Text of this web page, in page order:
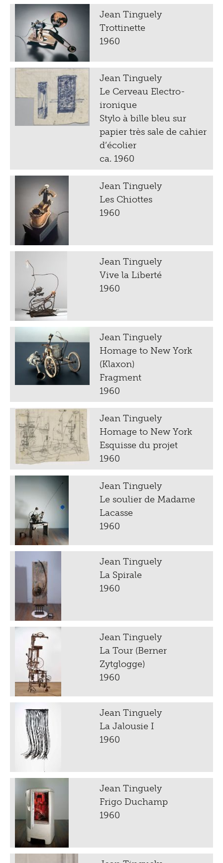
Jean Tinguely
Trottinette
1960
Jean Tinguely
Le Cerveau Electro-
ironique
Stylo à bille bleu sur
papier très sale de cahier
d’écolier
ca. 1960
Jean Tinguely
Les Chiottes
1960
Jean Tinguely
Vive la Liberté
1960
Jean Tinguely
Homage to New York
(Klaxon)
Fragment
1960
Jean Tinguely
Homage to New York
Esquisse du projet
1960
Jean Tinguely
Le soulier de Madame
Lacasse
1960
Jean Tinguely
La Spirale
1960
Jean Tinguely
La Tour (Berner
Zytglogge)
1960
Jean Tinguely
La Jalousie I
1960
Jean Tinguely
Frigo Duchamp
1960